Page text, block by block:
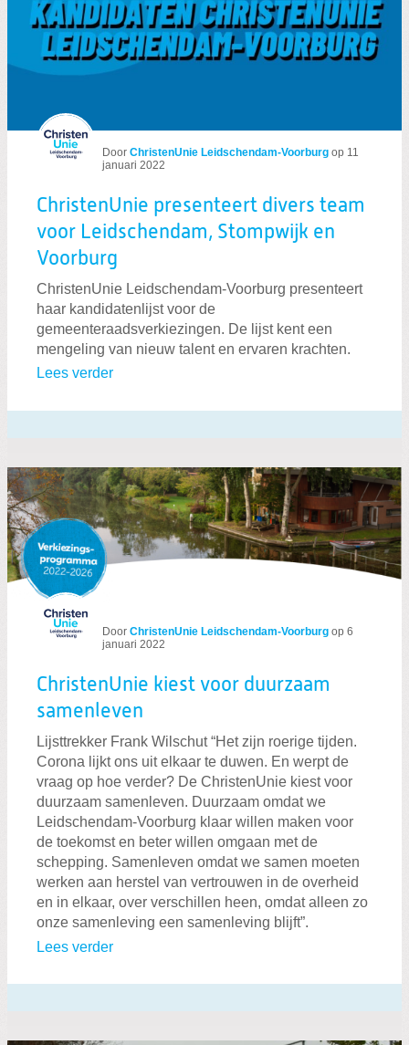
Door ChristenUnie Leidschendam-Voorburg op 11
januari 2022
ChristenUnie presenteert divers team
voor Leidschendam, Stompwijk en
Voorburg
ChristenUnie Leidschendam-Voorburg presenteert
haar kandidatenlijst voor de
gemeenteraadsverkiezingen. De lijst kent een
mengeling van nieuw talent en ervaren krachten.
Lees verder
Door ChristenUnie Leidschendam-Voorburg op 6
januari 2022
ChristenUnie kiest voor duurzaam
samenleven
Lijsttrekker Frank Wilschut “Het zijn roerige tijden.
Corona lijkt ons uit elkaar te duwen. En werpt de
vraag op hoe verder? De ChristenUnie kiest voor
duurzaam samenleven. Duurzaam omdat we
Leidschendam-Voorburg klaar willen maken voor
de toekomst en beter willen omgaan met de
schepping. Samenleven omdat we samen moeten
werken aan herstel van vertrouwen in de overheid
en in elkaar, over verschillen heen, omdat alleen zo
onze samenleving een samenleving blijft”.
Lees verder